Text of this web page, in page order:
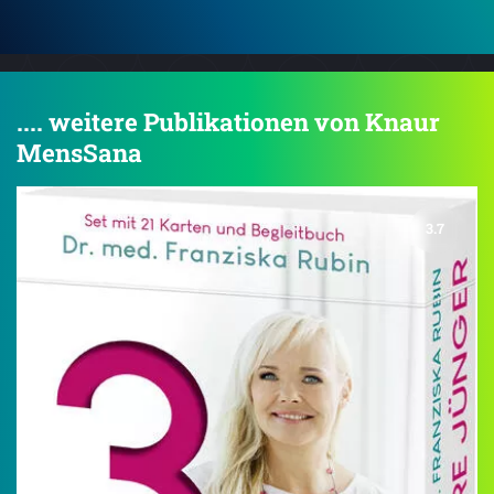
.... weitere Publikationen von Knaur
MensSana
3.7